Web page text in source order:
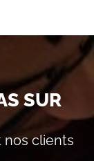
SUR
clients